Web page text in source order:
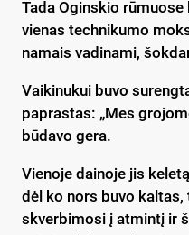
Tada Oginskio
vienas technikumo
namais vadinami,
Vaikinukui buvo
paprastas: „Mes
būdavo gera.
Vienoje dainoje jis
dėl ko nors buvo
skverbimosi į atmintį ir